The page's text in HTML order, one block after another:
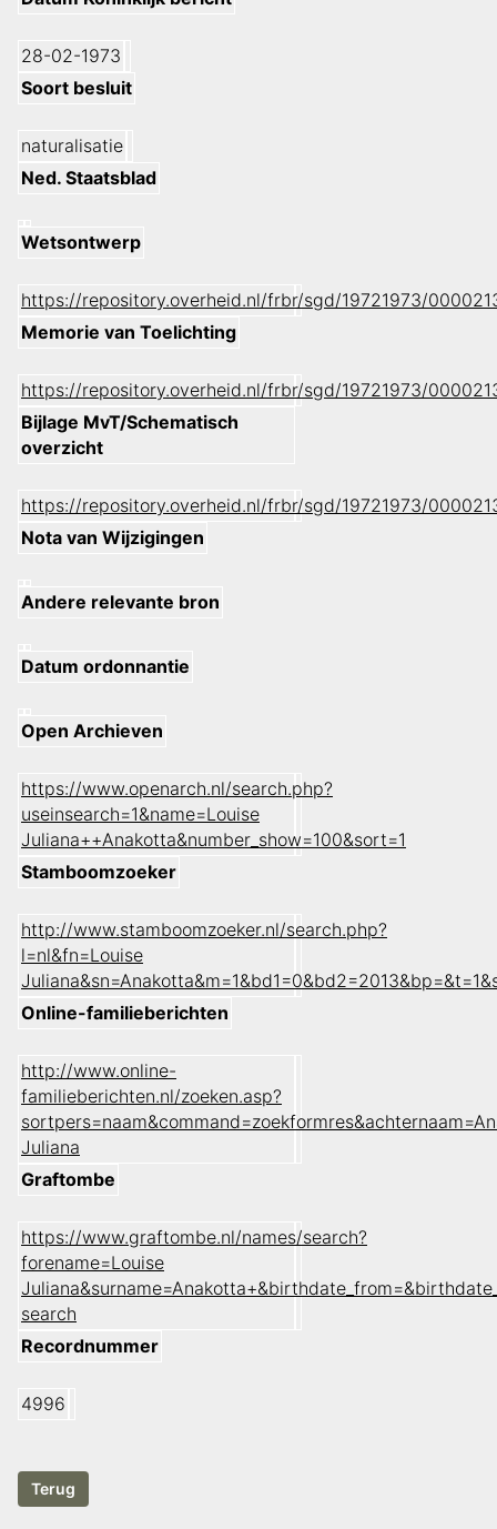
28-02-1973
Soort besluit
naturalisatie
Ned. Staatsblad
Wetsontwerp
https://repository.overheid.nl/frbr/sgd/19721973/
Memorie van Toelichting
https://repository.overheid.nl/frbr/sgd/19721973/
Bijlage MvT/Schematisch
overzicht
https://repository.overheid.nl/frbr/sgd/19721973/
Nota van Wijzigingen
Andere relevante bron
Datum ordonnantie
Open Archieven
https://www.openarch.nl/search.php?
useinsearch=1&name=Louise
Juliana++Anakotta&number_show=100&sort=1
Stamboomzoeker
http://www.stamboomzoeker.nl/search.php?
l=nl&fn=Louise
Online-familieberichten
http://www.online-
familieberichten.nl/zoeken.asp?
Juliana
Graftombe
https://www.graftombe.nl/names/search?
forename=Louise
search
Recordnummer
4996